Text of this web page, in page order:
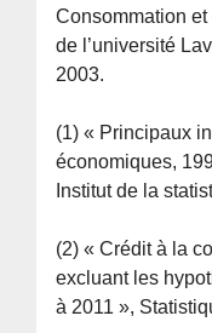
Consommation
de l’université
2003.
(1) « Principaux
économiques,
Institut de la
(2) « Crédit à la
excluant les
à 2011 »,